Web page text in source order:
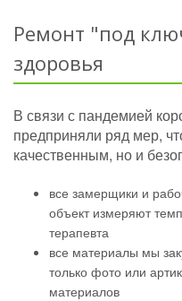
Ремонт "под
здоровья
В связи с пандемией
предприняли ряд мер,
качественным, но и
все замерщики и
объект измеряют
терапевта
все материалы мы
только фото или
материалов